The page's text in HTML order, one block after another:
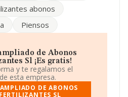
Fertilizantes S.L
en Calle Ancha núm. 50,
de la que dispone INFORMA
el ámbito nacional la
de 21.031 millones de euros
de ventas entre todas
abonos
Piensos
de Abonos
Sl ¡Es gratis!
y te regalamos el
esta empresa.
DE ABONOS
SL